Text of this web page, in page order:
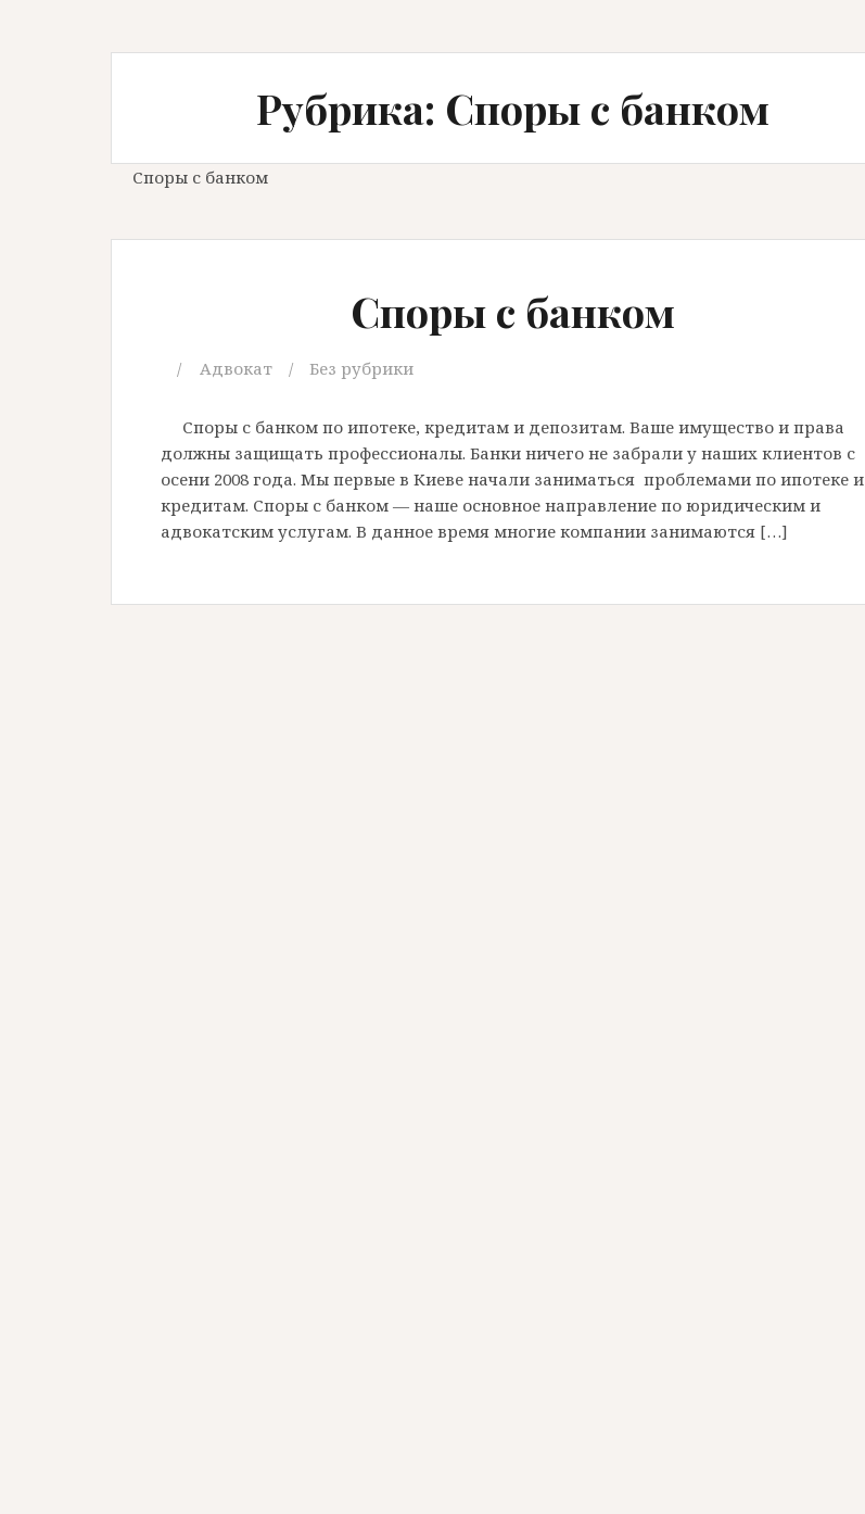
Рубрика: Споры с банком
Споры с банком
Споры с банком
Адвокат Без рубрики
Споры с банком по ипотеке, кредитам и депозитам. Ваше имущество и права
должны защищать профессионалы. Банки ничего не забрали у наших клиентов с
осени 2008 года. Мы первые в Киеве начали заниматься проблемами по ипотеке и
кредитам. Споры с банком — наше основное направление по юридическим и
адвокатским услугам. В данное время многие компании занимаются […]